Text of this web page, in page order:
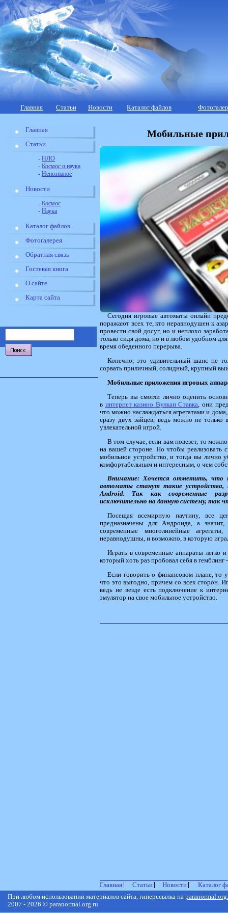
Главная Статьи Новости Каталог файлов
Главная
Статьи
- НЛО
- Космос и наука
- Непознаное
Новости
- Космос
- Наука
Каталог файлов
Фотогалерея
Обратная связь
Гостевая книга
О сайте
Карта сайта
Мобильные
Сегодня игровые автоматы онлайн
поражают всех те, кто неравнодушен к
провести свой досуг, но и неплохо
только сидя дома, но и в любом удобном
время обеденного перерыва.
Конечно, это удивительный шанс не
сорвать приличный, солидный, крупный
Мобильные приложения игровых
Теперь вы смогли лично оценить
в интернет казино Вулкан Ставка
, они
что можно наслаждаться агрегатами и
сразу двух зайцев, ведь можно не только
увлекательной игрой.
В том случае, если вам повезет, то
на вашей стороне. Но чтобы реализовать
мобильное устройство, и тогда вы лично
комфортабельным и интересным, о чем
Внимание: Хочется отметить, что
автоматы станут такие
Android. Так как современные
исключительно на данную систему, так
Посещая всемирную паутину, все
предназначены для Андроида, а
современные многолинейные
неравнодушны, и возможно, в которую
Играть в современные аппараты легко
который хоть раз пробовал себя в гемблинг
Если говорить о финансовом плане, то
что это выгодно, причем со всех сторон.
ведь не везде есть подключение к
эмулятор на свое мобильное устройство.
Главная Статьи Новости
Каталог
При любом использовании материалов сайта, гиперссылка на
2007 - 2026 © paranormal.org.ru